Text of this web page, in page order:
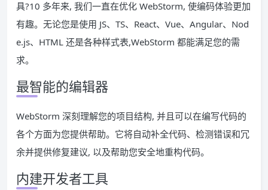
具?10 多年来, 我们一直在优化 WebStorm, 使编码体验更加
有趣。无论您是使用 JS、TS、React、Vue、Angular、Nod
e.js、HTML 还是各种样式表,WebStorm 都能满足您的需
求。
最智能的编辑器
WebStorm 深刻理解您的项目结构, 并且可以在编写代码的
各个方面为您提供帮助。它将自动补全代码、检测错误和冗
余并提供修复建议, 以及帮助您安全地重构代码。
内建开发者工具